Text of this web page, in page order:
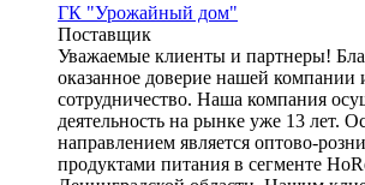
ГК "Урожайный дом"
Поставщик
Уважаемые клиенты и партнеры!
оказанное доверие нашей компании
сотрудничество. Наша компания
деятельность на рынке уже 13 лет.
направлением является оптово-
продуктами питания в сегменте